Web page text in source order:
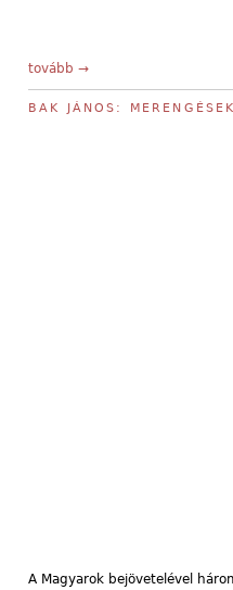
tovább →
BAK JÁNOS:
A Magyarok bejövetelével